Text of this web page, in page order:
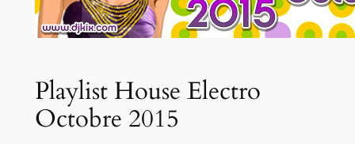
Playlist House Electro
Octobre 2015